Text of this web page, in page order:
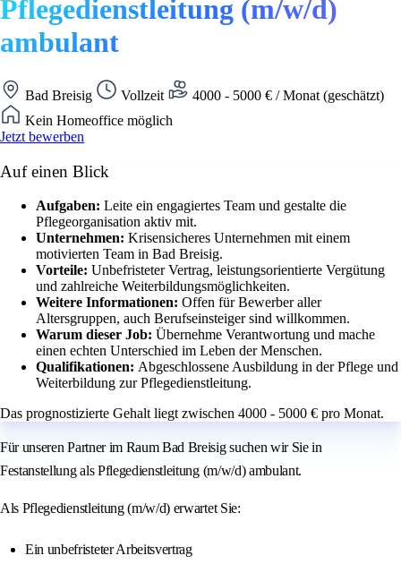
Pflegedienstleitung (m/w/d)
ambulant
Bad Breisig Vollzeit
4000 - 5000 € / Monat (geschätzt)
Kein Homeoffice möglich
Jetzt bewerben
Auf einen Blick
Aufgaben: Leite ein engagiertes Team und gestalte die
Pflegeorganisation aktiv mit.
Unternehmen: Krisensicheres Unternehmen mit einem
motivierten Team in Bad Breisig.
Vorteile: Unbefristeter Vertrag, leistungsorientierte Vergütung
und zahlreiche Weiterbildungsmöglichkeiten.
Weitere Informationen: Offen für Bewerber aller
Altersgruppen, auch Berufseinsteiger sind willkommen.
Warum dieser Job: Übernehme Verantwortung und mache
einen echten Unterschied im Leben der Menschen.
Qualifikationen: Abgeschlossene Ausbildung in der Pflege und
Weiterbildung zur Pflegedienstleitung.
Das prognostizierte Gehalt liegt zwischen 4000 - 5000 € pro Monat.
Für unseren Partner im Raum Bad Breisig suchen wir Sie in
Festanstellung als Pflegedienstleitung (m/w/d) ambulant.
Als Pflegedienstleitung (m/w/d) erwartet Sie:
Ein unbefristeter Arbeitsvertrag